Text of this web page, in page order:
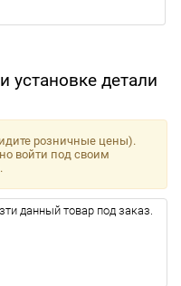
установке детали
розничные цены).
войти под своим
данный товар под заказ.